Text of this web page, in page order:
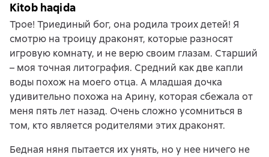
Kitob haqida
Трое! Триединый бог, она родила троих детей! Я
смотрю на троицу драконят, которые разносят
игровую комнату, и не верю своим глазам. Старший
– моя точная литография. Средний как две капли
воды похож на моего отца. А младшая дочка
удивительно похожа на Арину, которая сбежала от
меня пять лет назад. Очень сложно усомниться в
том, кто является родителями этих драконят.
Бедная няня пытается их унять, но у нее ничего не